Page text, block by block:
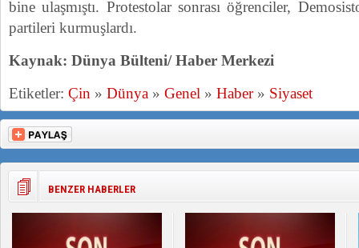
bine ulaşmıştı. Protestolar sonrası öğrenciler,
partileri kurmuşlardı.
Kaynak: Dünya Bülteni/ Haber Merkezi
Etiketler: Çin » Dünya » Genel » Haber» Siyaset
BENZER HABERLER